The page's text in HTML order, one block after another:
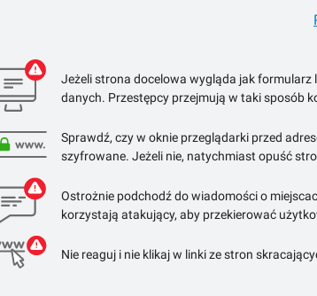
Jeżeli strona docelowa wygląda jak formularz
danych. Przestępcy przejmują w taki sposób
Sprawdź, czy w oknie przeglądarki przed
szyfrowane. Jeżeli nie, natychmiast opuść
Ostrożnie podchodź do wiadomości o
korzystają atakujący, aby przekierować
Nie reaguj i nie klikaj w linki ze stron